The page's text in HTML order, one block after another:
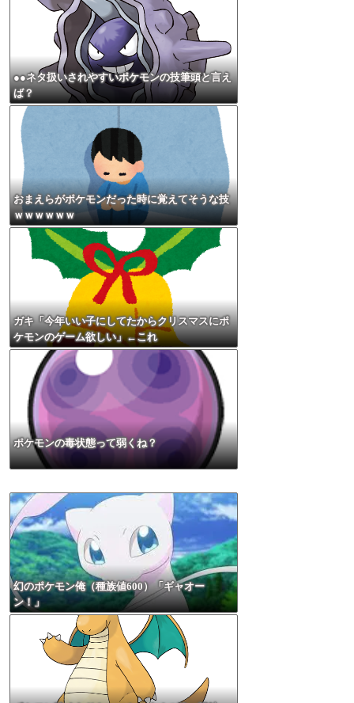
●●ネタ扱いされやすいポケモンの技筆頭と言え
ば？
おまえらがポケモンだった時に覚えてそうな技
ｗｗｗｗｗｗ
ガキ「今年いい子にしてたからクリスマスにポ
ケモンのゲーム欲しい」←これ
ポケモンの毒状態って弱くね？
幻のポケモン俺（種族値600）「ギャオー
ン！」